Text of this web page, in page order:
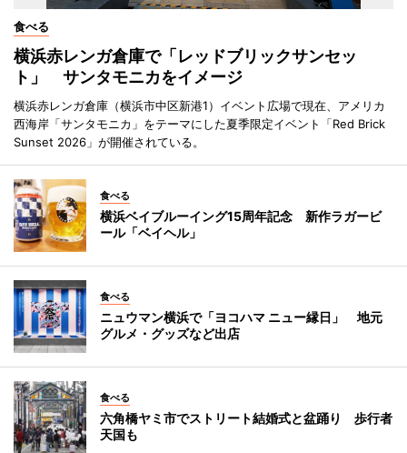
食べる
横浜赤レンガ倉庫で「レッドブリックサンセッ
ト」 サンタモニカをイメージ
横浜赤レンガ倉庫（横浜市中区新港1）イベント広場で現在、アメリカ
西海岸「サンタモニカ」をテーマにした夏季限定イベント「Red Brick
Sunset 2026」が開催されている。
食べる
横浜ベイブルーイング15周年記念 新作ラガービ
ール「ベイヘル」
食べる
ニュウマン横浜で「ヨコハマ ニュー縁日」 地元
グルメ・グッズなど出店
食べる
六角橋ヤミ市でストリート結婚式と盆踊り 歩行者
天国も